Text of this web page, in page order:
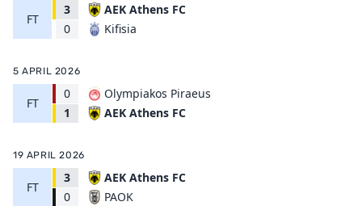
FT
3
0
AEK Athens FC
Kifisia
5 APRIL 2026
FT
0
1
Olympiakos Piraeus
AEK Athens FC
19 APRIL 2026
FT
3
0
AEK Athens FC
PAOK